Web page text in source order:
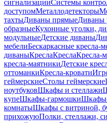
сигнализацииСистемы
доступомМеталлодетекторы
тахтыДиваны прямыеДиваны
образныеКухонные уголки,
модульныеДетские диваны
мебелиБескаркасные
диваныКреслаКреслаКресла-
кресла-маятникиДетские
оттоманкиКресла-кровати
геймерскиеСтолы геймерские
ноутбуковШкафы и стеллажи
купеШкафы-гармошки
комнатыШкафы с витриной,
прихожуюПолки, стеллажи,